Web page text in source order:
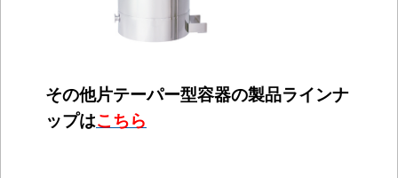
その他片テーパー型容器の製品ラインナ
ップはこちら